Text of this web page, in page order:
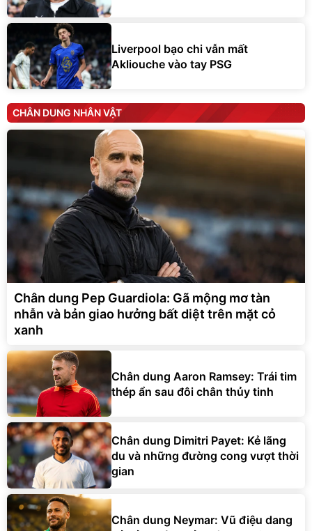
Liverpool bạo chi vẫn mất
Akliouche vào tay PSG
CHÂN DUNG NHÂN VẬT
Chân dung Pep Guardiola: Gã mộng mơ tàn
nhẫn và bản giao hưởng bất diệt trên mặt cỏ
xanh
Chân dung Aaron Ramsey: Trái tim
thép ẩn sau đôi chân thủy tinh
Chân dung Dimitri Payet: Kẻ lãng
du và những đường cong vượt thời
gian
Chân dung Neymar: Vũ điệu dang